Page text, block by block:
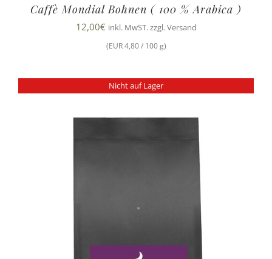
Caffè Mondial Bohnen ( 100 % Arabica )
12,00€ inkl. MwST. zzgl. Versand
(EUR 4,80 / 100 g)
Nicht auf Lager